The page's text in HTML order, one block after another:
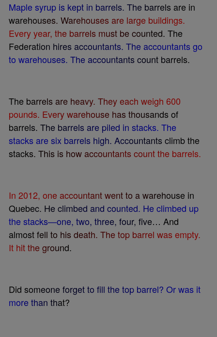
Maplesyrup is kept in barrels. The barrels are in
warehouses. Warehouses are large buildings.
Everyyear, the barrels must becounted. The
Federation hires accountants. Theaccountants go
to warehouses. Theaccountants count barrels.
The barrels are heavy. Theyeach weigh 600
pounds. Everywarehouse has thousands of
barrels. The barrels are piled in stacks. The
stacks aresix barrels high. Accountants climbthe
stacks. This is howaccountants countthe barrels.
In 2012, oneaccountantwentto awarehouse in
Quebec. Heclimbed and counted. Heclimbed up
thestacks—one, two, three, four, fve… And
almostfell to his death. Thetop barrel was empty.
It hittheground.
Did someoneforgetto fll thetop barrel? Orwas it
morethan that?